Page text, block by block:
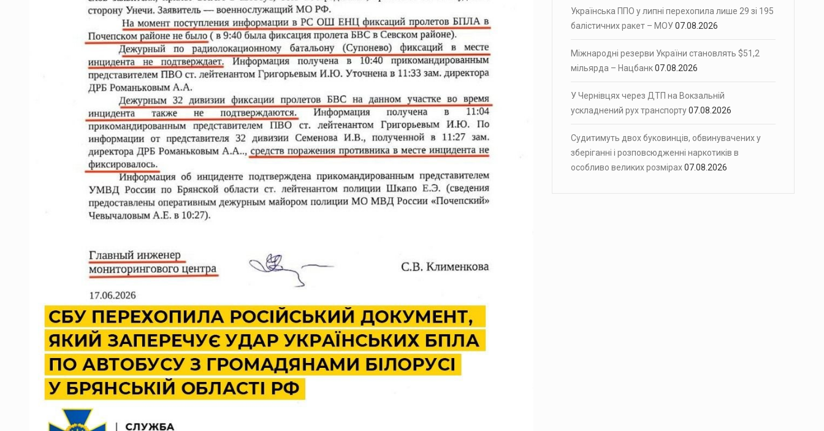
Українська ППО у липні перехопила лише 29 зі 195
балістичних ракет – МОУ07.08.2026
Міжнародні резерви України становлять $51,2
мільярда – Нацбанк07.08.2026
У Чернівцях через ДТП на Вокзальній
ускладнений рух транспорту07.08.2026
Судитимуть двох буковинців, обвинувачених у
зберіганні і розповсюдженні наркотиків в
особливо великих розмірах07.08.2026